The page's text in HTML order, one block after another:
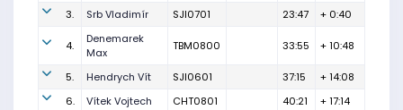
3.
Srb Vladimír SJI0701 23:47 + 0:40
4.
Denemarek
Max
TBM0800 33:55 + 10:48
5. Hendrych Vít SJI0601 37:15
+ 14:08
6.
Vítek Vojtech CHT0801 40:21
+ 17:14